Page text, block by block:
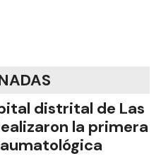
distrital de Las
la primera